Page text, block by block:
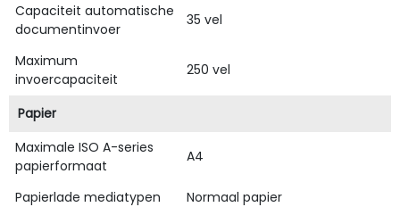
Capaciteit automatische
documentinvoer
35 vel
Maximum
invoercapaciteit
250 vel
Papier
Maximale ISO A-series
papierformaat
A4
Papierlade mediatypen
Normaal papier